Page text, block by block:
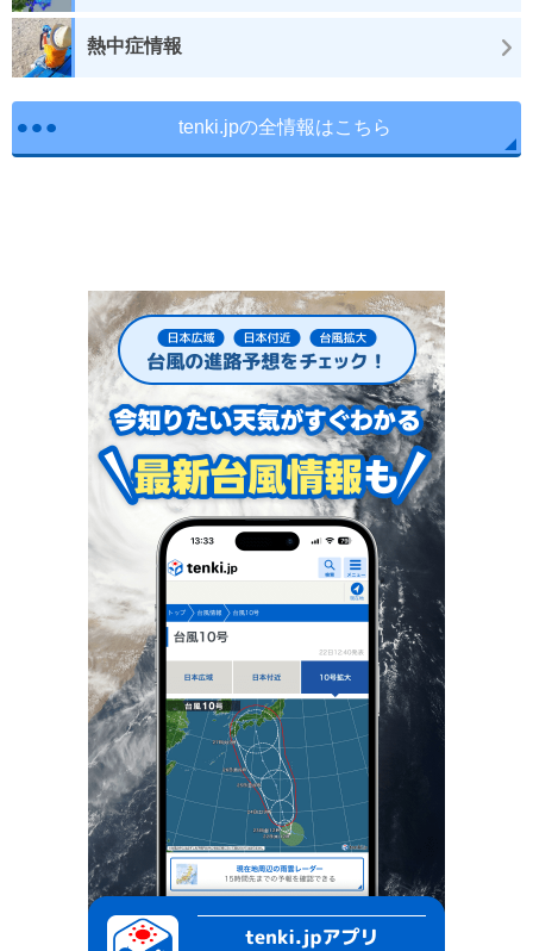
熱中症情報
tenki.jpの全情報はこちら